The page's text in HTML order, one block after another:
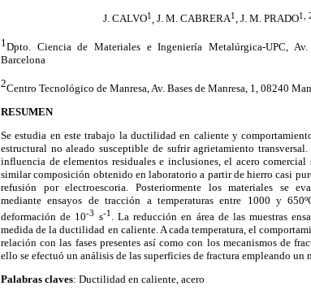
J. CALVO1 J. M. CABRERA1, J. M. PRADO1,
1 Dpto. Ciencia de Materiales e Ingeniería Metalúrgica-UPC,
Barcelona
2Centro Tecnológico de Manresa, Av. Bases de Manresa, 1, 08240
RESUMEN
Se estudia en este trabajo la ductilidad en caliente y
estructural no aleado susceptible de sufrir agrietamiento
influencia de elementos residuales e inclusiones, el acero comercial
similar composición obtenido en laboratorio a partir de hierro casi
refusión por electroescoria. Posteriormente los materiales se
mediante ensayos de tracción a temperaturas entre 1000 y
deformación de 10-3 s-1
. La reducción en área de las muestras
medida de la ductilidad en caliente. A cada temperatura, el
relación con las fases presentes así como con los mecanismos de
ello se efectuó un análisis de las superficies de fractura empleando un
Palabras claves: Ductilidad en caliente, acero